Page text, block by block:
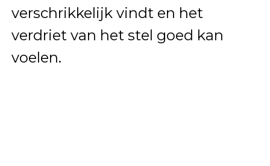
verschrikkelijk vindt en het
verdriet van het stel goed kan
voelen.